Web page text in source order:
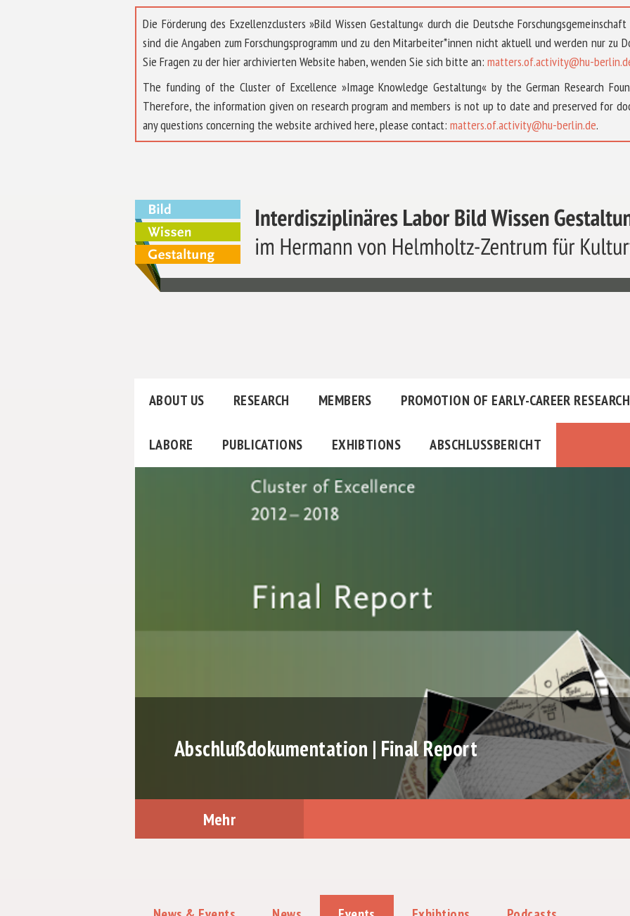
Die Förderung des Exzellenzclusters »Bild Wissen Gestaltung« durch die Deutsche
sind die Angaben zum Forschungsprogramm und zu den Mitarbeiter*innen nicht aktuell und werden nur zu
Sie Fragen zu der hier archivierten Website haben, wenden Sie sich bitte an: matters.of.activity@hu-
The funding of the Cluster of Excellence »Image Knowledge Gestaltung« by the German Research
Therefore, the information given on research program and members is not up to date and preserved for
any questions concerning the website archived here, please contact: matters.of.activity@hu-berlin.de.
ABOUT US RESEARCH MEMBERS PROMOTION OF EARLY-CAREER
LABORE PUBLICATIONS EXHIBTIONS ABSCHLUSSBERICHT
Abschlußdokumentation | Final Report
Mehr